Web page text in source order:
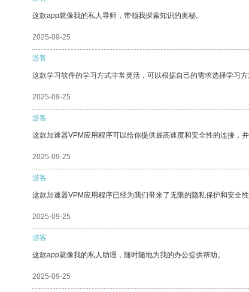
这款app就像我的私人导师，带领我探索知识的奥秘。
2025-09-25
游客
这款学习软件的学习方式非常灵活，可以根据自己的需求选择学习
2025-09-25
游客
这款加速器VPM应用程序可以给你提供最高速度和安全性的连接，
2025-09-25
游客
这款加速器VPM应用程序已经为我们带来了无限的隐私保护和安全性
2025-09-25
游客
这款app就像我的私人助理，随时随地为我的办公提供帮助。
2025-09-25